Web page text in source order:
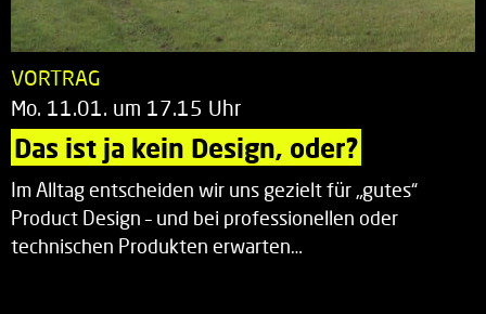
VORTRAG
Mo. 11.01. um 17.15 Uhr
Das ist ja kein Design, oder?
Im Alltag entscheiden wir uns gezielt für „gutes“
Product Design – und bei professionellen oder
technischen Produkten erwarten…